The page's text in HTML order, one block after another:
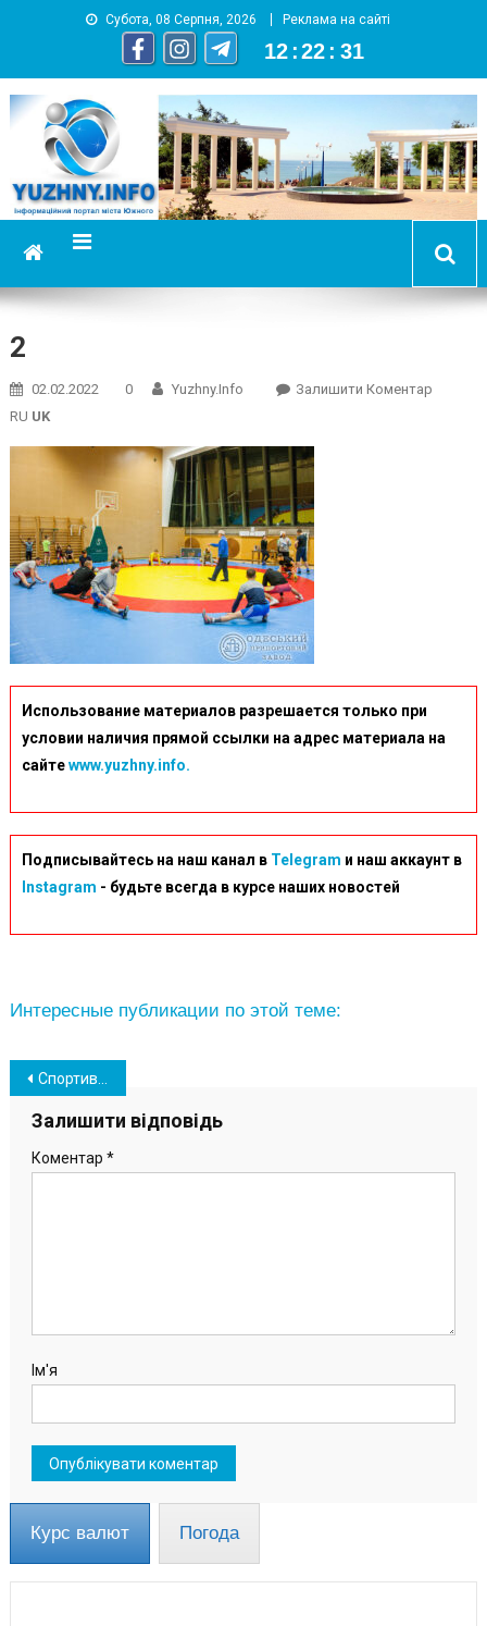
Субота, 08 Серпня, 2026 Реклама на сайті
12 :22 : 31
YUZHNY.INFO
информационный портал города Южный
2
02.02.2022 0 Yuzhny.info Залишити КоментарOn
RU UK
Использование материалов разрешается только при
условии наличия прямой ссылки на адрес материала на
сайтеwww.yuzhny.info.
Подписывайтесь на наш канал в Telegram и наш аккаунт в
Instagram - будьте всегда в курсе наших новостей
Интересные публикации по этой теме:
Навігація
записів
Спортивные объекты Южного стали базой для подготовки дефлимпийской сборной Украины
Залишити відповідь
Коментар *
Ім'я
Курс валют Погода